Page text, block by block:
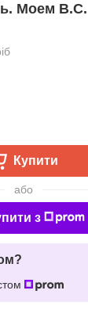
Моем В.С.
Купити
або
з